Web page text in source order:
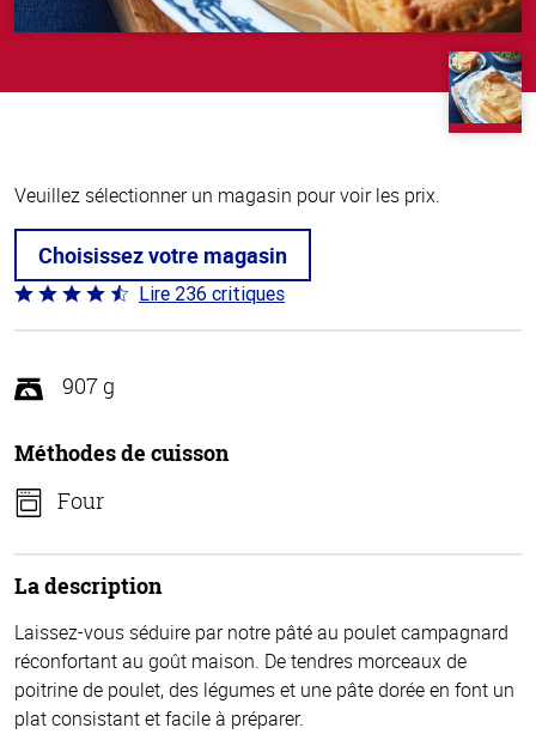
Veuillez sélectionner un magasin pour voir les prix.
Choisissez votre magasin
Coté
4.3 sur
Lire 236 critiques
907 g
Méthodes de cuisson
Four
La description
Laissez-vous séduire par notre pâté au poulet campagnard
réconfortant au goût maison. De tendres morceaux de
poitrine de poulet, des légumes et une pâte dorée en font un
plat consistant et facile à préparer.